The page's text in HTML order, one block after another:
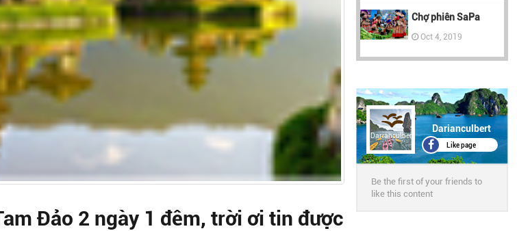
Đảo 2 ngày 1 đêm, trời ơi tin được
Chợ phiên SaPa
Oct 4, 2019
Darianculbert
Darianculbert
Like page
Be the first of your friends to
like this content